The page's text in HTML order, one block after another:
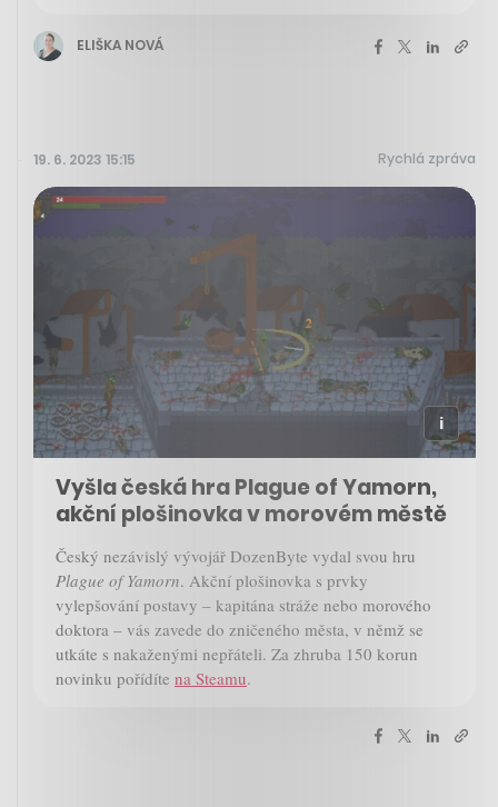
ELIŠKA NOVÁ
19. 6. 2023 15:15 Rychlá zpráva
Vyšla česká hra Plague of Yamorn,
akční plošinovka v morovém městě
Český nezávislý vývojář DozenByte vydal svou hru
Plague of Yamorn. Akční plošinovka s prvky
vylepšování postavy – kapitána stráže nebo morového
doktora – vás zavede do zničeného města, v němž se
utkáte s nakaženými nepřáteli. Za zhruba 150 korun
novinku pořídíte na Steamu.